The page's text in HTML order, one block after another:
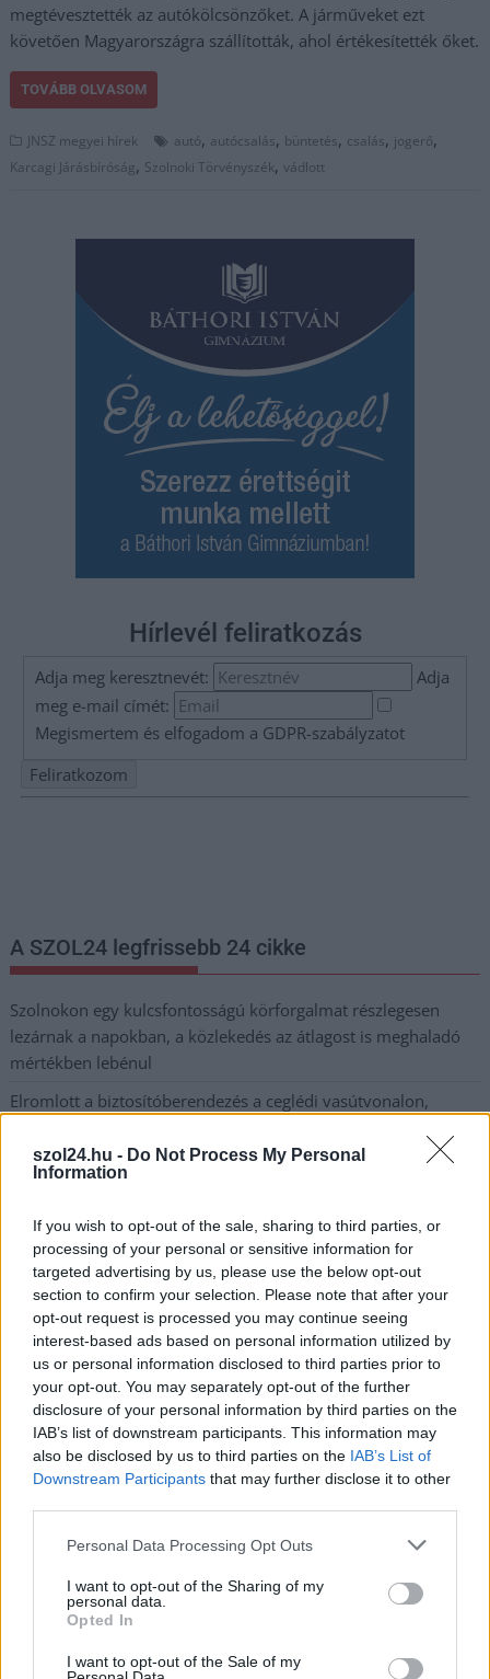
szol24.hu - Do Not Process My Personal
Information
If you wish to opt-out of the sale, sharing to third parties, or
processing of your personal or sensitive information for
targeted advertising by us, please use the below opt-out
section to confirm your selection. Please note that after your
opt-out request is processed you may continue seeing
interest-based ads based on personal information utilized by
us or personal information disclosed to third parties prior to
your opt-out. You may separately opt-out of the further
disclosure of your personal information by third parties on the
IAB’s list of downstream participants. This information may
also be disclosed by us to third parties on the IAB’s List of
Downstream Participants that may further disclose it to other
Please note that this website/app uses one or more Google
not limited to your visit or usage behaviour. You may click to
grant or deny consent to Google and its third-party tags to
use your data for below specified purposes in below Google
consent section.
Personal Data Processing Opt Outs
I want to opt-out of the Sharing of my
personal data.
Opted In
I want to opt-out of the Sale of my
megtévesztették az autókölcsönzőket. A járműveket ezt
követően Magyarországra szállították, ahol értékesítették őket.
TOVÁBB OLVASOM
JNSZ megyei hírek autó, autócsalás, büntetés, csalás, jogerő,
Karcagi Járásbíróság, Szolnoki Törvényszék,vádlott
Hírlevél feliratkozás
Adja meg keresztnevét:
Adja
meg e-mail címét:
Megismertem és elfogadom a GDPR-szabályzatot
A SZOL24 legfrissebb 24 cikke
Szolnokon egy kulcsfontosságú körforgalmat részlegesen
lezárnak a napokban, a közlekedés az átlagost is meghaladó
mértékben lebénul
Elromlott a biztosítóberendezés a ceglédi vasútvonalon,
kimaradás is előfordult
Országos ellenőrzés indult a hazai akkumulátoripari
üzemekben
Az idei év leglassabb növekedését hozta a június a
kiskereskedelemben
Györfi Mihály több tucat vállalkozással egyeztetett a
kerékpárgyár dolgozóinak megsegítéséről
41 fok fölé forrósodott az ország, Szolnokon pedig egy másik
rekord is megdőlt
Egy telefonhívást akart, végül rendőrök vitték el a mezőtúri
férfit
A Tisza kormány minisztere újabb nagy változásokról döntött
a közoktatásban – például az iskolaigazgatók visszakapják
munkáltatói jogaikat
kapott, más fideszesek még kevesebbet vittek haza